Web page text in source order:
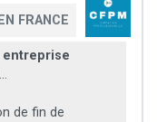
FRANCE
entreprise
de fin de